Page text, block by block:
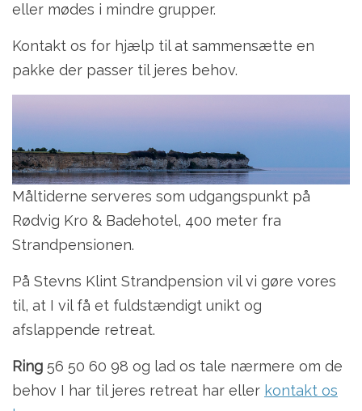
eller mødes i mindre grupper.
Kontakt os for hjælp til at sammensætte en
pakke der passer til jeres behov.
Måltiderne serveres som udgangspunkt på
Rødvig Kro & Badehotel, 400 meter fra
Strandpensionen.
På Stevns Klint Strandpension vil vi gøre vores
til, at I vil få et fuldstændigt unikt og
afslappende retreat.
Ring 56 50 60 98 og lad os tale nærmere om de
behov I har til jeres retreat har eller kontakt os